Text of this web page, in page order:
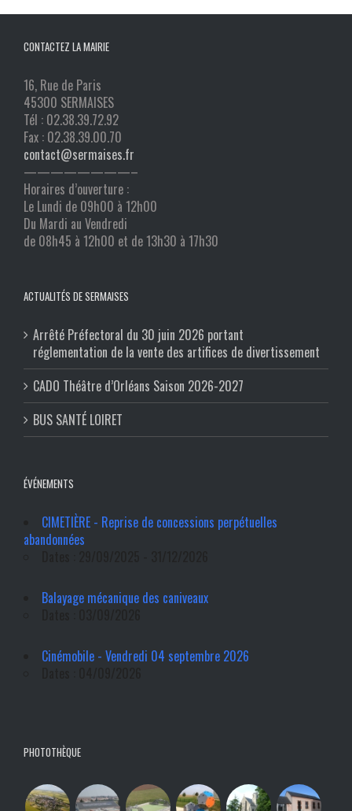
CONTACTEZ LA MAIRIE
16, Rue de Paris
45300 SERMAISES
Tél : 02.38.39.72.92
Fax : 02.38.39.00.70
contact@sermaises.fr
————————–
Horaires d’ouverture :
Le Lundi de 09h00 à 12h00
Du Mardi au Vendredi
de 08h45 à 12h00 et de 13h30 à 17h30
ACTUALITÉS DE SERMAISES
Arrêté Préfectoral du 30 juin 2026 portant
réglementation de la vente des artifices de divertissement
CADO Théâtre d’Orléans Saison 2026-2027
BUS SANTÉ LOIRET
ÉVÉNEMENTS
CIMETIÈRE - Reprise de concessions perpétuelles
abandonnées
Balayage mécanique des caniveaux
Cinémobile - Vendredi 04 septembre 2026
PHOTOTHÈQUE